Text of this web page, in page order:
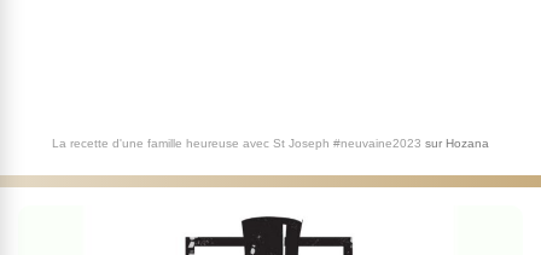
La recette d'une famille heureuse avec St Joseph #neuvaine2023 sur Hozana